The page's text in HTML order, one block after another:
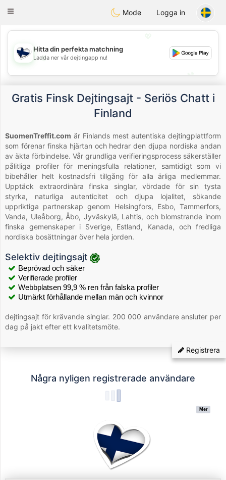
SuomenTreffit
Toggle
Mode Logga in
💖
Hitta din perfekta matchning
Ladda ner vår dejtingapp nu!
Gratis Finsk Dejtingsajt - Seriös Chatt i
Finland
SuomenTreffit.com är Finlands mest autentiska dejtingplattform
som förenar finska hjärtan och hedrar den djupa nordiska andan
av äkta förbindelse. Vår grundliga verifieringsprocess säkerställer
pålitliga profiler för meningsfulla relationer, samtidigt som vi
bibehåller helt kostnadsfri tillgång för alla ärliga medlemmar.
Upptäck extraordinära finska singlar, vördade för sin tysta
styrka, naturliga autenticitet och djupa lojalitet, sökande
uppriktiga partnerskap genom Helsingfors, Esbo, Tammerfors,
Vanda, Uleåborg, Åbo, Jyväskylä, Lahtis, och blomstrande inom
finska gemenskaper i Sverige, Estland, Kanada, och fredliga
nordiska bosättningar över hela jorden.
Selektiv dejtingsajt
Beprövad och säker
Verifierade profiler
Webbplatsen 99,9 % ren från falska profiler
Utmärkt förhållande mellan män och kvinnor
dejtingsajt för krävande singlar. 200 000 användare ansluter per
dag på jakt efter ett kvalitetsmöte.
Registrera
Några nyligen registrerade användare
Mer